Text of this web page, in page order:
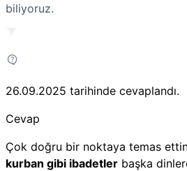
biliyoruz.
26.09.2025 tarihinde cevaplandı.
Cevap
Çok doğru bir noktaya temas
kurban gibi ibadetler başka